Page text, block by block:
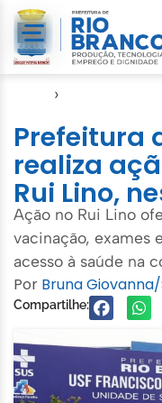
›
Prefeitura
realiza
Rui Lino,
Ação no Rui Lino
vacinação, exames
acesso à saúde na
Por Bruna
Compartilhe: